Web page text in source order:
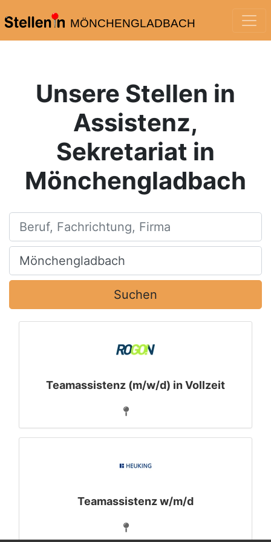
MÖNCHENGLADBACH
Unsere Stellen in
Assistenz,
Sekretariat in
Mönchengladbach
Beruf, Fachrichtung, Firma
Ort, Stadt
Suchen
Teamassistenz (m/w/d) in Vollzeit
Teamassistenz w/m/d